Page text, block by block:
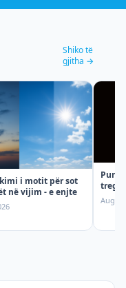
Shiko të
gjitha →
i motit për sot
në vijim - e enjte
Enjte!
Aug 5,